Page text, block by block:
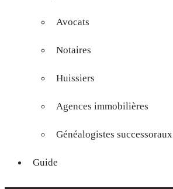
Avocats
Notaires
Huissiers
Agences immobilières
Généalogistes successoraux
Guide